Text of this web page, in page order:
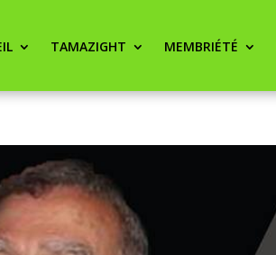
TAMAZIGHT MEMBRIÉTÉ